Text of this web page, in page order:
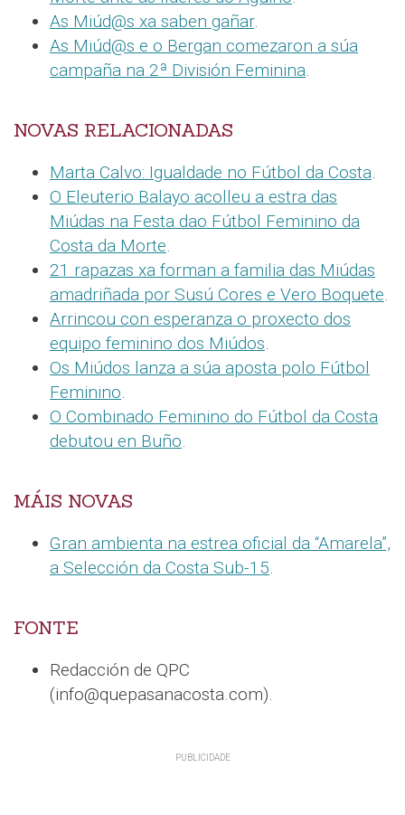
As Miúd@s xa saben gañar.
As Miúd@s e o Bergan comezaron a súa
campaña na 2ª División Feminina.
NOVAS RELACIONADAS
Marta Calvo: Igualdade no Fútbol da Costa.
O Eleuterio Balayo acolleu a estra das
Miúdas na Festa dao Fútbol Feminino da
Costa da Morte.
21 rapazas xa forman a familia das Miúdas
amadriñada por Susú Cores e Vero Boquete.
Arrincou con esperanza o proxecto dos
equipo feminino dos Miúdos.
Os Miúdos lanza a súa aposta polo Fútbol
Feminino.
O Combinado Feminino do Fútbol da Costa
debutou en Buño.
MÁIS NOVAS
Gran ambienta na estrea oficial da “Amarela”,
a Selección da Costa Sub-15.
FONTE
Redacción de QPC
(info@quepasanacosta.com).